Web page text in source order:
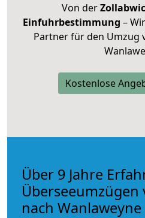
Von der
Einfuhrbestimmung –
Partner für den Umzug
Kostenlose
Über 9 Jahre
Überseeumzügen
nach Wanlaweyne